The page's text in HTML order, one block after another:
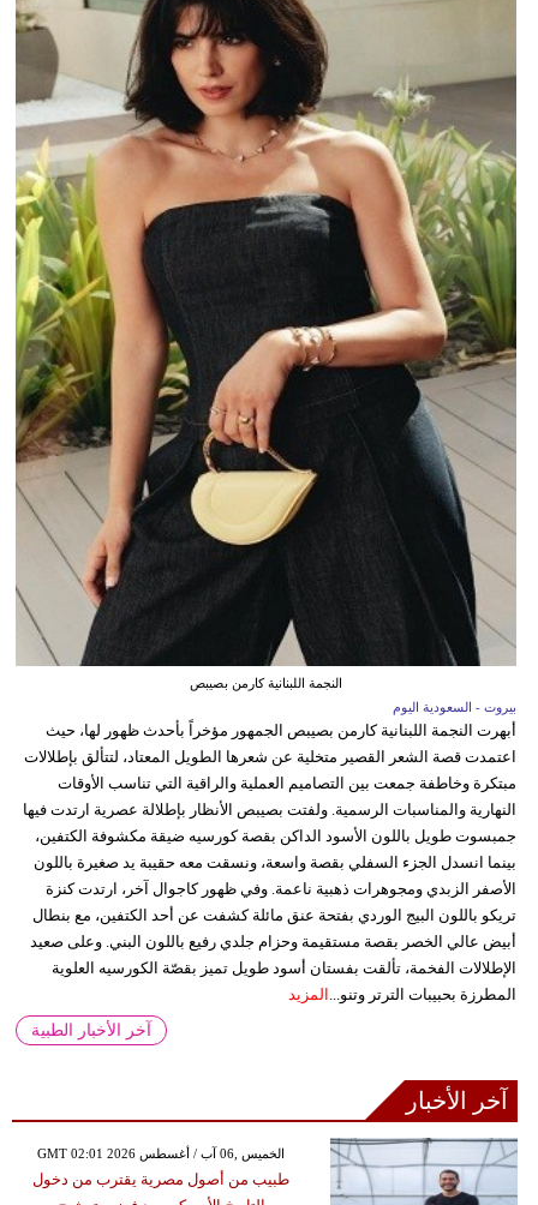
النجمة اللبنانية كارمن بصيبص
بيروت - السعودية اليوم
أبهرت النجمة اللبنانية كارمن بصيبص الجمهور مؤخراً بأحدث ظهور لها، حيث
اعتمدت قصة الشعر القصير متخلية عن شعرها الطويل المعتاد، لتتألق بإطلالات
مبتكرة وخاطفة جمعت بين التصاميم العملية والراقية التي تناسب الأوقات
النهارية والمناسبات الرسمية. ولفتت بصيبص الأنظار بإطلالة عصرية ارتدت فيها
جمبسوت طويل باللون الأسود الداكن بقصة كورسيه ضيقة مكشوفة الكتفين،
بينما انسدل الجزء السفلي بقصة واسعة، ونسقت معه حقيبة يد صغيرة باللون
الأصفر الزبدي ومجوهرات ذهبية ناعمة. وفي ظهور كاجوال آخر، ارتدت كنزة
تريكو باللون البيج الوردي بفتحة عنق مائلة كشفت عن أحد الكتفين، مع بنطال
أبيض عالي الخصر بقصة مستقيمة وحزام جلدي رفيع باللون البني. وعلى صعيد
الإطلالات الفخمة، تألقت بفستان أسود طويل تميز بقصّة الكورسيه العلوية
المطرزة بحبيبات الترتر وتنو... المزيد
آخر الأخبار الطبية
آخر الأخبار
GMT 02:01 2026 الخميس ,06 آب / أغسطس
طبيب من أصول مصرية يقترب من دخول